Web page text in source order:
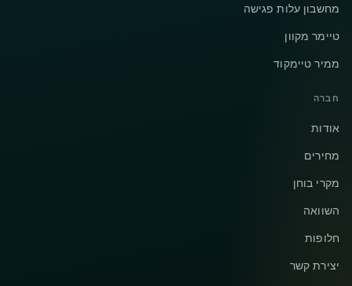
מחשבון עלות פגישה
טיימר מקוון
ממיר טיימקוד
חברה
אודות
מחירים
מקרי בוחן
השוואה
חלופות
יצירת קשר